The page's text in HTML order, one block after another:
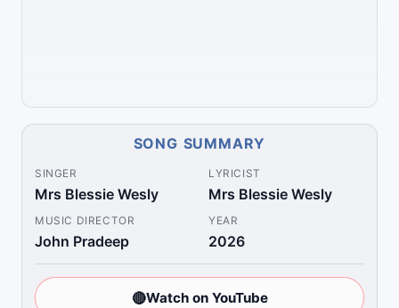
SONG SUMMARY
SINGER
Mrs Blessie Wesly
LYRICIST
Mrs Blessie Wesly
MUSIC DIRECTOR
John Pradeep
YEAR
2026
🔴Watch on YouTube